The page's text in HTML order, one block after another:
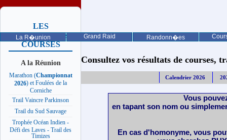
La R�union Grand Raid Randonn�es
LES
PROCHAINES
COURSES
A la Réunion
Marathon (Championnat
2026) et Foulées de la
Corniche
Trail Vaincre Parkinson
Trail du Sud Sauvage
Trophée Océan Indien -
Défi des Laves - Trail des
Timizes
Consultez vos résultats de courses,
Calendrier 2026
Vous
en tapant son nom ou
En cas d'homonyme, vous